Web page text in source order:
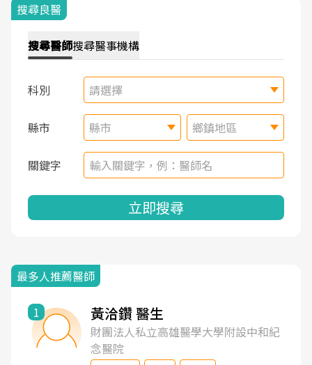
搜尋良醫
搜尋醫師搜尋醫事機構
科別 請選擇
縣市 縣市 鄉鎮地區
關鍵字
立即搜尋
最多人推薦醫師
1 黃洽鑽 醫生
財團法人私立高雄醫學大學附設中和紀
念醫院